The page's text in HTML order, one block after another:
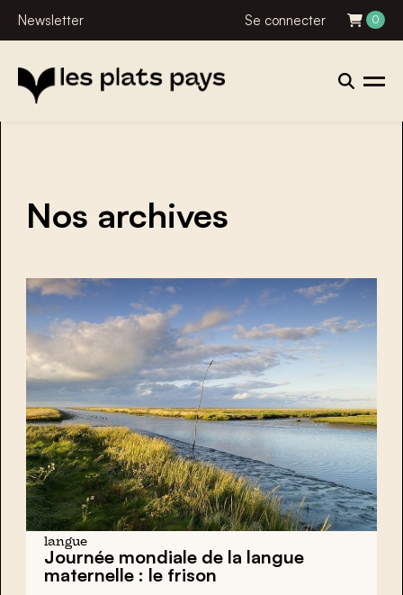
Newsletter Se connecter 0
Nos archives
langue
Journée mondiale de la langue
maternelle : le frison